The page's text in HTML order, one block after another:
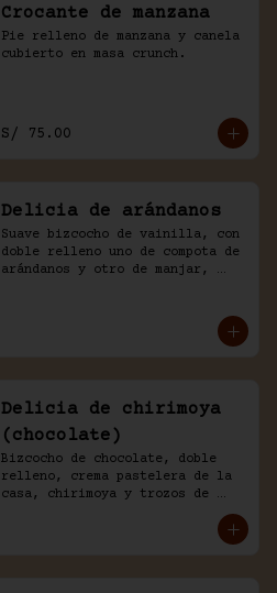
Crocante de manzana
Pie relleno de manzana y canela
cubierto en masa crunch.
S/ 75.00
Delicia de arándanos
Suave bizcocho de vainilla, con
doble relleno uno de compota de
arándanos y otro de manjar,
Delicia de chirimoya
(chocolate)
Bizcocho de chocolate, doble
relleno, crema pastelera de la
casa, chirimoya y trozos de